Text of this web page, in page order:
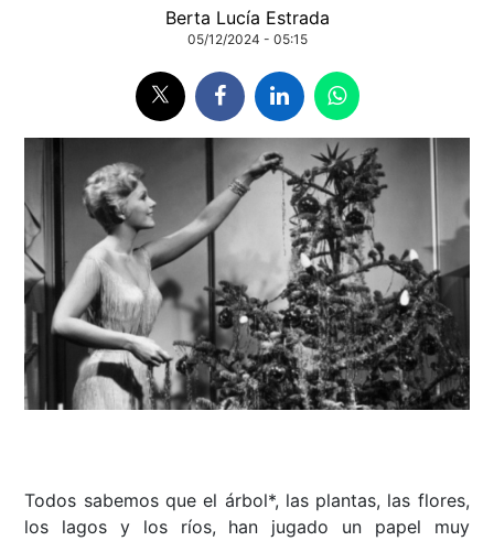
Berta Lucía Estrada
05/12/2024 - 05:15
Todos sabemos que el árbol*, las plantas, las flores,
los lagos y los ríos, han jugado un papel muy